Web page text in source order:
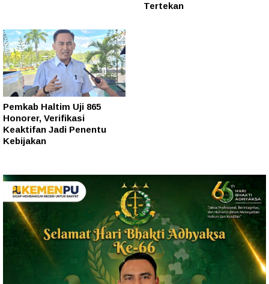
Tertekan
Pemkab Haltim Uji 865
Honorer, Verifikasi
Keaktifan Jadi Penentu
Kebijakan